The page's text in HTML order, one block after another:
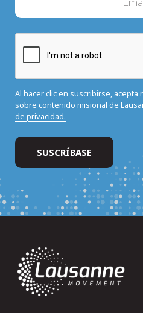
Al hacer clic en suscribirse,
sobre contenido misional de
de privacidad.